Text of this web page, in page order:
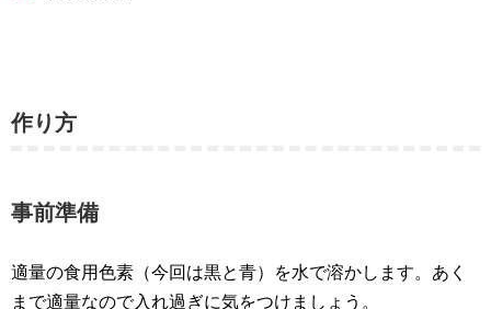
作り方
事前準備
適量の食用色素（今回は黒と青）を水で溶かします。あく
まで適量なので入れ過ぎに気をつけましょう。